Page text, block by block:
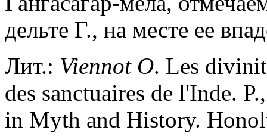
дельте Г., на месте ее
Лит.: Viennot O. Les
des sanctuaires de l'Inde.
in Myth and History.